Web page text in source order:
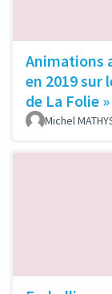
Animations
en 2019 sur
de La Folie »
Michel